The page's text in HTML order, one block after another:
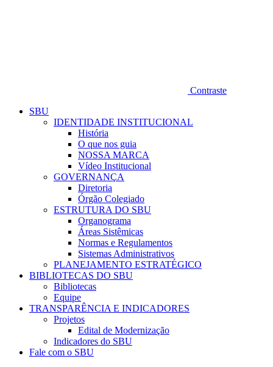
Contraste
SBU
IDENTIDADE INSTITUCIONAL
História
O que nos guia
NOSSA MARCA
Vídeo Institucional
GOVERNANÇA
Diretoria
Órgão Colegiado
ESTRUTURA DO SBU
Organograma
Áreas Sistêmicas
Normas e Regulamentos
Sistemas Administrativos
PLANEJAMENTO ESTRATÉGICO
BIBLIOTECAS DO SBU
Bibliotecas
Equipe
TRANSPARÊNCIA E INDICADORES
Projetos
Edital de Modernização
Indicadores do SBU
Fale com o SBU